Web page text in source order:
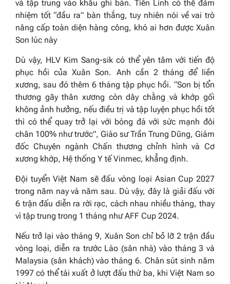
và tập trung vào khâu ghi bàn. Tiến Linh có thể đảm
nhiệm tốt “đầu ra” bàn thắng, tuy nhiên nói về vai trò
nâng cấp toàn diện hàng công, khó ai hơn được Xuân
Son lúc này
Dù vậy, HLV Kim Sang-sik có thể yên tâm với tiến độ
phục hồi của Xuân Son. Anh cần 2 tháng để liền
xương, sau đó thêm 6 tháng tập phục hồi. “Son bị tổn
thương gãy thân xương còn dây chằng và khớp gối
không ảnh hưởng, nếu điều trị và tập luyện phục hồi tốt
thì có thể quay trở lại với bóng đá với sức mạnh đôi
chân 100% như trước”, Giáo sư Trần Trung Dũng, Giám
đốc Chuyên ngành Chấn thương chỉnh hình và Cơ
xương khớp, Hệ thống Y tế Vinmec, khẳng định.
Đội tuyển Việt Nam sẽ đấu vòng loại Asian Cup 2027
trong năm nay và năm sau. Dù vậy, đây là giải đấu với
6 trận đấu diễn ra rời rạc, cách nhau nhiều tháng, thay
vì tập trung trong 1 tháng như AFF Cup 2024.
Nếu trở lại vào tháng 9, Xuân Son chỉ bỏ lỡ 2 trận đầu
vòng loại, diễn ra trước Lào (sân nhà) vào tháng 3 và
Malaysia (sân khách) vào tháng 6. Chân sút sinh năm
1997 có thể tái xuất ở lượt đấu thứ ba, khi Việt Nam so